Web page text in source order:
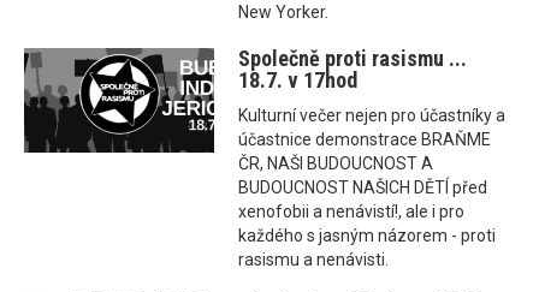
New Yorker.
Společně proti rasismu ...
18.7. v 17hod
Kulturní večer nejen pro účastníky a
účastnice demonstrace BRAŇME
ČR, NAŠI BUDOUCNOST A
BUDOUCNOST NAŠICH DĚTÍ před
xenofobii a nenávistí!, ale i pro
každého s jasným názorem - proti
rasismu a nenávisti.